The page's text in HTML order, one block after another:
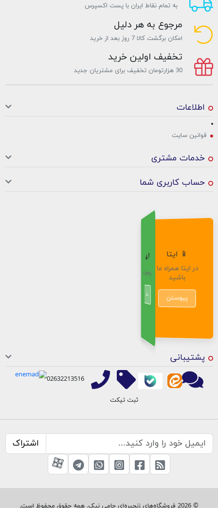
به تمام نقاط ایران با پست اکسپرس
مرجوع به هر دلیل
امکان برگشت کالا 7 روز بعد از خرید
تخفیف اولین خرید
30 هزارتومان تخفیف برای مشتریان جدید
اطلاعات
قوانین سایت
خدمات مشتری
حساب کاربری شما
✈️ تلگرام
به کانال تلگرام
بپیوندید
📱 ایتا
در ایتا همراه ما
باشید
پیوستن
💬 بله
در پیام‌رسان بله
ارتباط
پشتیبانی
ثبت تیکت
02632213516
اشتراک
RSS صفحه فیسبوک
صفحه اینستاگرام
تماس با واتس اپ
کانال تلگرام
کانال آپارات
© 2026 فروشگاه‌های زنجیره‌ای حامی نیک. همه حقوق محفوظ است.